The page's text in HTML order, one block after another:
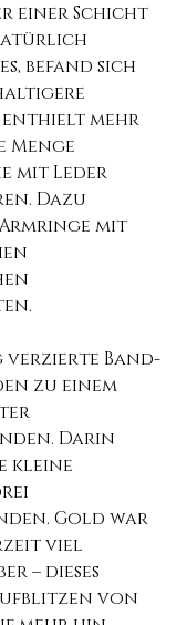
einer Schicht
befand sich
enthielt mehr
Menge
mit Leder
Dazu
mit
verzierte Band-
zu einem
Darin
kleine
Gold war
viel
– dieses
von